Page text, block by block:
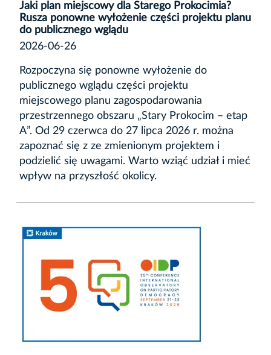
Jaki plan miejscowy dla Starego Prokocimia?
Rusza ponowne wyłożenie części projektu planu
do publicznego wglądu
2026-06-26
Rozpoczyna się ponowne wyłożenie do
publicznego wglądu części projektu
miejscowego planu zagospodarowania
przestrzennego obszaru „Stary Prokocim – etap
A”. Od 29 czerwca do 27 lipca 2026 r. można
zapoznać się z ze zmienionym projektem i
podzielić się uwagami. Warto wziąć udział i mieć
wpływ na przyszłość okolicy.